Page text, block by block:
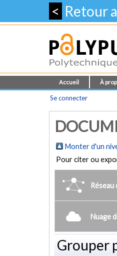
< Retour
Accueil À
Se connecter
Monter d'un
Pour citer ou
Nuage
Grouper